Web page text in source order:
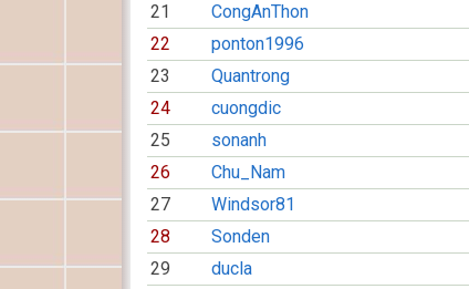
21
CongAnThon
22
ponton1996
23
Quantrong
24
cuongdic
25
sonanh
26
Chu_Nam
27
Windsor81
28
Sonden
29
ducla